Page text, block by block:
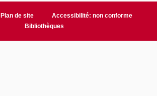
Plan de site
Accessibilité: non conforme
Bibliothèques